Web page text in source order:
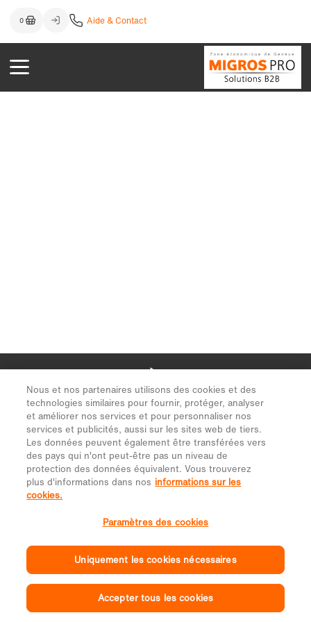
Nous et nos partenaires utilisons des cookies et des
technologies similaires pour fournir, protéger, analyser
et améliorer nos services et pour personnaliser nos
services et publicités, aussi sur les sites web de tiers.
Les données peuvent également être transférées vers
des pays qui n'ont peut-être pas un niveau de
protection des données équivalent. Vous trouverez
plus d'informations dans nos informations sur les
cookies.
Paramètres des cookies
Uniquement les cookies nécessaires
Accepter tous les cookies